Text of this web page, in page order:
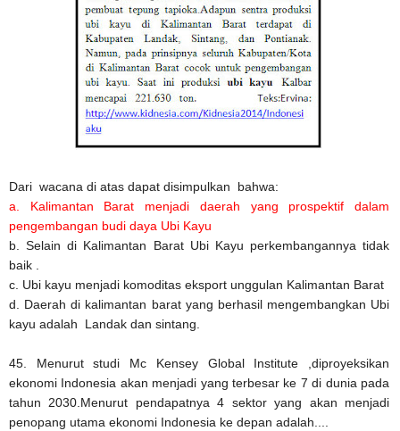
Dari wacana di atas dapat disimpulkan bahwa:
a. Kalimantan Barat menjadi daerah yang prospektif dalam
pengembangan budi daya Ubi Kayu
b. Selain di Kalimantan Barat Ubi Kayu perkembangannya tidak
baik .
c. Ubi kayu menjadi komoditas eksport unggulan Kalimantan Barat
d. Daerah di kalimantan barat yang berhasil mengembangkan Ubi
kayu adalah Landak dan sintang.
45. Menurut studi Mc Kensey Global Institute ,diproyeksikan
ekonomi Indonesia akan menjadi yang terbesar ke 7 di dunia pada
tahun 2030.Menurut pendapatnya 4 sektor yang akan menjadi
penopang utama ekonomi Indonesia ke depan adalah....